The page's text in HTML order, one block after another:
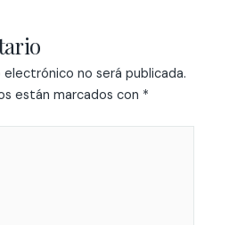
no será publicada.
están marcados con *